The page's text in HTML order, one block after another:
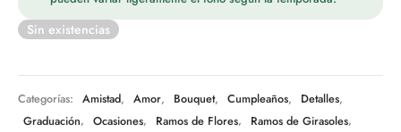
Sin existencias
Categorías: Amistad, Amor, Bouquet, Cumpleaños, Detalles,
Graduación, Ocasiones, Ramos de Flores, Ramos de Girasoles,